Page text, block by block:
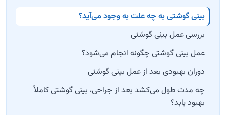
بینی گوشتی به چه علت به وجود می‌آید؟
بررسی عمل بینی گوشتی
عمل بینی گوشتی چگونه انجام می‌شود؟
دوران بهبودی بعد از عمل بینی گوشتی
چه مدت طول می‌کشد بعد از جراحی، بینی گوشتی کاملاً
بهبود یابد؟